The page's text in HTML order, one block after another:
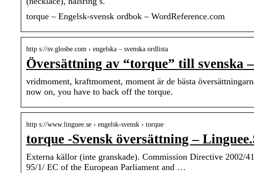
torque – Engelsk-svensk ordbok – WordReference.com
http s://sv.glosbe.com › engelska – svenska ordlista
Översättning av “torque” till svenska
vridmoment, kraftmoment, moment är de bästa
now on, you have to back off the torque.
http s://www.linguee.se › engelsk-svensk › torque
torque -Svensk översättning –
Externa källor (inte granskade). Commission Directive 2002/
95/1/ EC of the European Parliament and …